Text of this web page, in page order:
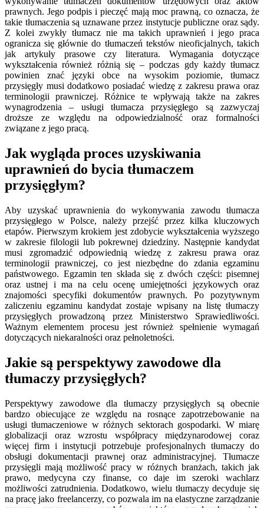
prawnych. Jego podpis i pieczęć mają moc prawną, co oznacza, że
takie tłumaczenia są uznawane przez instytucje publiczne oraz sądy.
Z kolei zwykły tłumacz nie ma takich uprawnień i jego praca
ogranicza się głównie do tłumaczeń tekstów nieoficjalnych, takich
jak artykuły prasowe czy literatura. Wymagania dotyczące
wykształcenia również różnią się – podczas gdy każdy tłumacz
powinien znać języki obce na wysokim poziomie, tłumacz
przysięgły musi dodatkowo posiadać wiedzę z zakresu prawa oraz
terminologii prawniczej. Różnice te wpływają także na zakres
wynagrodzenia – usługi tłumacza przysięgłego są zazwyczaj
droższe ze względu na odpowiedzialność oraz formalności
związane z jego pracą.
Jak wygląda proces uzyskiwania
uprawnień do bycia tłumaczem
przysięgłym?
Aby uzyskać uprawnienia do wykonywania zawodu tłumacza
przysięgłego w Polsce, należy przejść przez kilka kluczowych
etapów. Pierwszym krokiem jest zdobycie wykształcenia wyższego
w zakresie filologii lub pokrewnej dziedziny. Następnie kandydat
musi zgromadzić odpowiednią wiedzę z zakresu prawa oraz
terminologii prawniczej, co jest niezbędne do zdania egzaminu
państwowego. Egzamin ten składa się z dwóch części: pisemnej
oraz ustnej i ma na celu ocenę umiejętności językowych oraz
znajomości specyfiki dokumentów prawnych. Po pozytywnym
zaliczeniu egzaminu kandydat zostaje wpisany na listę tłumaczy
przysięgłych prowadzoną przez Ministerstwo Sprawiedliwości.
Ważnym elementem procesu jest również spełnienie wymagań
dotyczących niekaralności oraz pełnoletności.
Jakie są perspektywy zawodowe dla
tłumaczy przysięgłych?
Perspektywy zawodowe dla tłumaczy przysięgłych są obecnie
bardzo obiecujące ze względu na rosnące zapotrzebowanie na
usługi tłumaczeniowe w różnych sektorach gospodarki. W miarę
globalizacji oraz wzrostu współpracy międzynarodowej coraz
więcej firm i instytucji potrzebuje profesjonalnych tłumaczy do
obsługi dokumentacji prawnej oraz administracyjnej. Tłumacze
przysięgli mają możliwość pracy w różnych branżach, takich jak
prawo, medycyna czy finanse, co daje im szeroki wachlarz
możliwości zatrudnienia. Dodatkowo, wielu tłumaczy decyduje się
na pracę jako freelancerzy, co pozwala im na elastyczne zarządzanie